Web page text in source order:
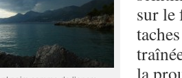
sur le
la